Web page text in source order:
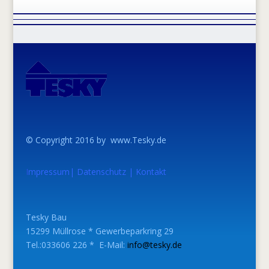
© Copyright 2016 by www.Tesky.de
Impressum | Datenschutz| Kontakt
Tesky Bau
15299 Müllrose * Gewerbeparkring 29
Tel.:033606 226 * E-Mail: info@tesky.de